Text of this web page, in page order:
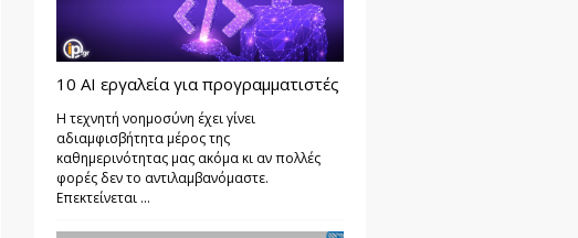
10 AI εργαλεία για προγραμματιστές
Η τεχνητή νοημοσύνη έχει γίνει
αδιαμφισβήτητα μέρος της
καθημερινότητας μας ακόμα κι αν πολλές
φορές δεν το αντιλαμβανόμαστε.
Επεκτείνεται ...